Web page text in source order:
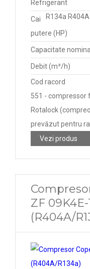
Refrigerant
R134a
Cai
putere (HP)
Capacitate
Debit (m³/h)
Cod racord
551 - compressor
Rotalock
prevăzut pentru
Vezi produs
ZF 09K4E-
(R404A/